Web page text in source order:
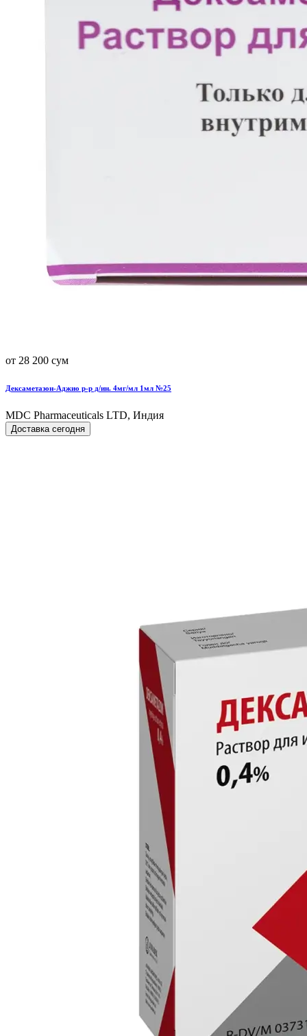
от 28 200 сум
Дексаметазон-Аджио р-р д/ин. 4мг/мл 1мл №25
MDC Pharmaceuticals LTD, Индия
Доставка сегодня